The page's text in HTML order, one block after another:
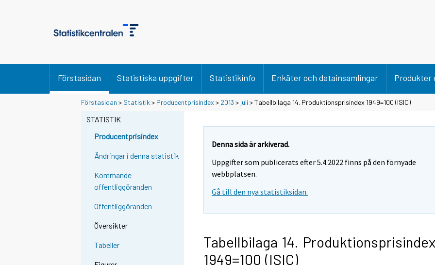
Förstasidan Statistiska uppgifter Statistikinfo Enkäter och datainsamlingar Produkter
Förstasidan > Statistik > Producentprisindex > 2013 > juli > Tabellbilaga 14. Produktionsprisindex 1949=100 (ISIC)
STATISTIK
Producentprisindex
Ändringar i denna statistik
Kommande
offentliggöranden
Offentliggöranden
Översikter
Tabeller
Denna sida är arkiverad.
Uppgifter som publicerats efter 5.4.2022 finns på den förnyade
webbplatsen.
Gå till den nya statistiksidan.
Tabellbilaga 14. Produktionsprisindex
1949=100 (ISIC)